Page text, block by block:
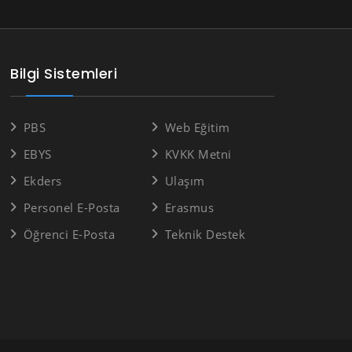
Bilgi Sistemleri
PBS
EBYS
Ekders
Personel E-Posta
Öğrenci E-Posta
Web Eğitim
KVKK Metni
Ulaşım
Erasmus
Teknik Destek